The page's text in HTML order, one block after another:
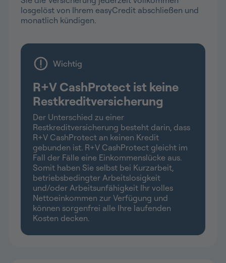
losgelöst von Ihrem easyCredit abschließen und
monatlich kündigen.
Wichtig
R+V CashProtect ist keine
Restkreditversicherung
Der Unterschied zu einer
Restkreditversicherung besteht darin, dass
R+V CashProtect an keinen Kredit
gebunden ist. R+V CashProtect gleicht im
Fall der Fälle eine Einkommenslücke aus.
Somit haben Sie selbst bei Kurzarbeit,
betriebsbedingter Arbeitslosigkeit
und/oder Arbeitsunfähigkeit Ihr volles
Nettoeinkommen zur Verfügung und
können sorgenfrei alle Ihre laufenden
Kosten decken.